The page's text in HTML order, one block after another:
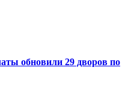
обновили 29 дворов по